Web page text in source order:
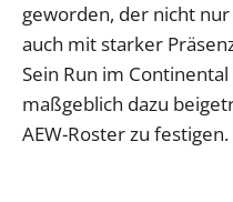
geworden, der nicht
auch mit starker
Sein Run im
maßgeblich dazu
AEW-Roster zu festigen.